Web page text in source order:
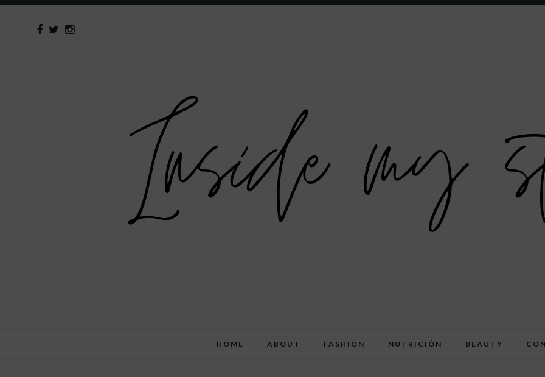
HOME ABOUT FASHION NUTRICIÓN BEAUTY